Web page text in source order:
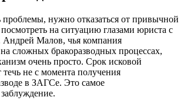
проблемы, нужно отказаться от привычной
на ситуацию глазами юриста с
Андрей Малов, чья компания
сложных бракоразводных процессах,
очень просто. Срок исковой
течь не с момента получения
в ЗАГСе. Это самое